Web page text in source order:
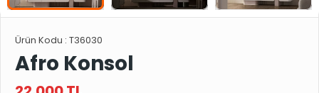
Ürün Kodu : T36030
Afro Konsol